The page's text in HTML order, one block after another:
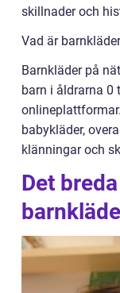
skillnader och
Vad är
Barnkläder på
barn i åldrarna 0
babykläder,
klänningar och
Det